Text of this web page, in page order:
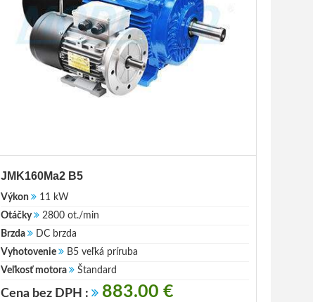
JMK160Ma2 B5
Výkon
11 kW
Otáčky
2800 ot./min
Brzda
DC brzda
Vyhotovenie
B5 veľká príruba
Veľkosť motora
Štandard
Cena bez DPH : 883.00 €